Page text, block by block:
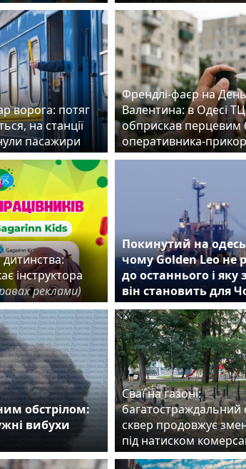
ворога: потяг
на станції
пасажири
Френдлі-фаєр на
Валентина: в Одесі
обприскав
оперативника-
дитинства:
інструктора
реклами)
Покинутий на
чому Golden Leo не
до останнього і яку
він становить для
обстрілом:
вибухи
Сваї на газоні:
багатостраждальний
сквер продовжує
під натиском